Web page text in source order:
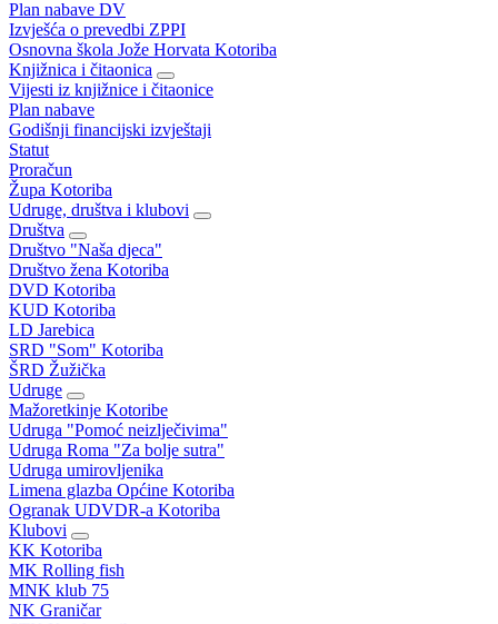
Plan nabave DV
Izvješća o prevedbi ZPPI
Osnovna škola Jože Horvata Kotoriba
Knjižnica i čitaonica
Vijesti iz knjižnice i čitaonice
Plan nabave
Godišnji financijski izvještaji
Statut
Proračun
Župa Kotoriba
Udruge, društva i klubovi
Društva
Društvo "Naša djeca"
Društvo žena Kotoriba
DVD Kotoriba
KUD Kotoriba
LD Jarebica
SRD "Som" Kotoriba
ŠRD Žužička
Udruge
Mažoretkinje Kotoribe
Udruga "Pomoć neizlječivima"
Udruga Roma "Za bolje sutra"
Udruga umirovljenika
Limena glazba Općine Kotoriba
Ogranak UDVDR-a Kotoriba
Klubovi
KK Kotoriba
MK Rolling fish
MNK klub 75
NK Graničar